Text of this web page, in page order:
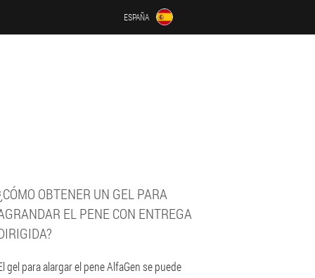
ESPAÑA
OBTENER UN GEL PARA
EL PENE CON ENTREGA
gel para alargar el pene AlfaGen se puede